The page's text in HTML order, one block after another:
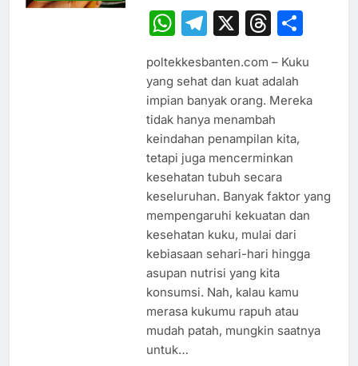
WhatsApp
Telegram
X
poltekkesbanten.com – Kuku
yang sehat dan kuat adalah
impian banyak orang. Mereka
tidak hanya menambah
keindahan penampilan kita,
tetapi juga mencerminkan
kesehatan tubuh secara
keseluruhan. Banyak faktor yang
mempengaruhi kekuatan dan
kesehatan kuku, mulai dari
kebiasaan sehari-hari hingga
asupan nutrisi yang kita
konsumsi. Nah, kalau kamu
merasa kukumu rapuh atau
mudah patah, mungkin saatnya
untuk…